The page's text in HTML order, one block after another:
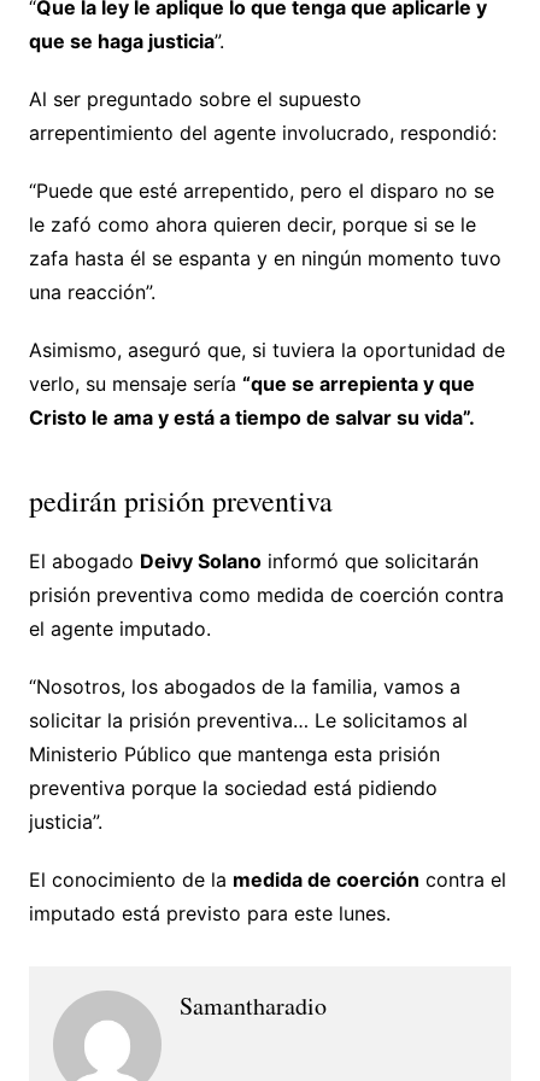
“Que la ley le aplique lo que tenga que aplicarle y
que se haga justicia”.
Al ser preguntado sobre el supuesto
arrepentimiento del agente involucrado, respondió:
“Puede que esté arrepentido, pero el disparo no se
le zafó como ahora quieren decir, porque si se le
zafa hasta él se espanta y en ningún momento tuvo
una reacción”.
Asimismo, aseguró que, si tuviera la oportunidad de
verlo, su mensaje sería “que se arrepienta y que
Cristo le ama y está a tiempo de salvar su vida”.
pedirán prisión preventiva
El abogado Deivy Solanoinformó que solicitarán
prisión preventiva como medida de coerción contra
el agente imputado.
“Nosotros, los abogados de la familia, vamos a
solicitar la prisión preventiva… Le solicitamos al
Ministerio Público que mantenga esta prisión
preventiva porque la sociedad está pidiendo
justicia”.
El conocimiento de la medida de coerción contra el
imputado está previsto para este lunes.
Samantharadio